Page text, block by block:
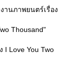
นภาพยนตร์เรื่อง
Thousand"
I Love You Two